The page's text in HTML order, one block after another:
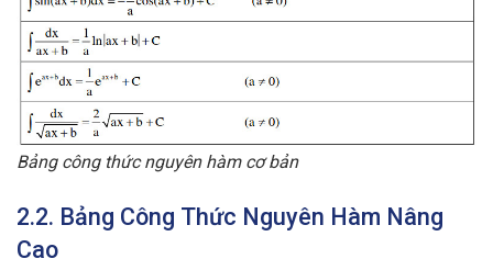
Bảng công thức nguyên hàm cơ bản
2.2. Bảng Công Thức Nguyên Hàm Nâng
Cao